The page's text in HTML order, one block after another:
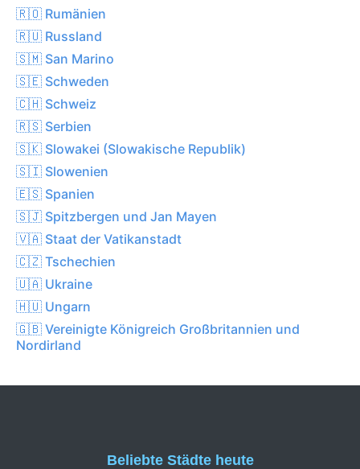
🇷🇴 Rumänien
🇷🇺 Russland
🇸🇲 San Marino
🇸🇪 Schweden
🇨🇭 Schweiz
🇷🇸 Serbien
🇸🇰 Slowakei (Slowakische Republik)
🇸🇮 Slowenien
🇪🇸 Spanien
🇸🇯 Spitzbergen und Jan Mayen
🇻🇦 Staat der Vatikanstadt
🇨🇿 Tschechien
🇺🇦 Ukraine
🇭🇺 Ungarn
🇬🇧 Vereinigte Königreich Großbritannien und
Nordirland
Beliebte Städte heute